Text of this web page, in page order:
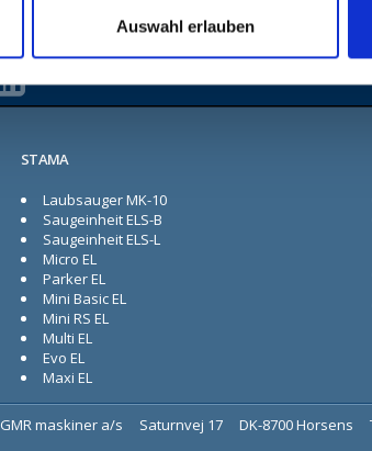
Auswahl erlauben
STAMA
Laubsauger MK-10
Saugeinheit ELS-B
Saugeinheit ELS-L
Micro EL
Parker EL
Mini Basic EL
Mini RS EL
Multi EL
Evo EL
Maxi EL
GMR maskiner a/s Saturnvej 17 DK-8700 Horsens